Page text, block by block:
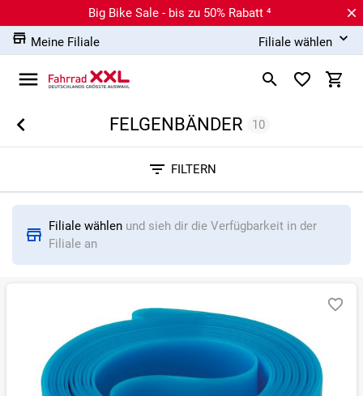
Big Bike Sale - bis zu 50% Rabatt ⁴
Meine Filiale
Filiale wählen
FELGENBÄNDER 10
FILTERN
Filiale wählen und sieh dir die Verfügbarkeit in der
Filiale an